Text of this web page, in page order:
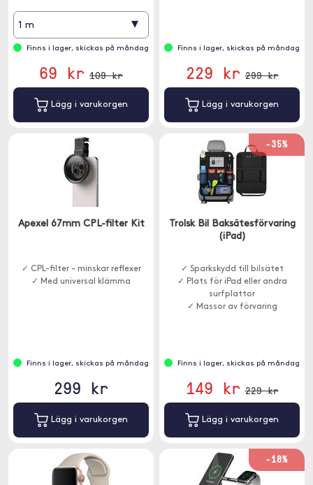
1 m ▾
Finns i lager, skickas på måndag
69 kr 109 kr
Lägg i varukorgen
Finns i lager, skickas på måndag
229 kr 299 kr
Lägg i varukorgen
Apexel 67mm CPL-filter Kit
✓ CPL-filter - minskar reflexer
✓ Med universal klämma
Finns i lager, skickas på måndag
299 kr
Lägg i varukorgen
-35%
Trolsk Bil Baksätesförvaring
(iPad)
✓ Sparkskydd till bilsätet
✓ Plats för iPad eller andra
surfplattor
✓ Massor av förvaring
Finns i lager, skickas på måndag
149 kr 229 kr
Lägg i varukorgen
-18%